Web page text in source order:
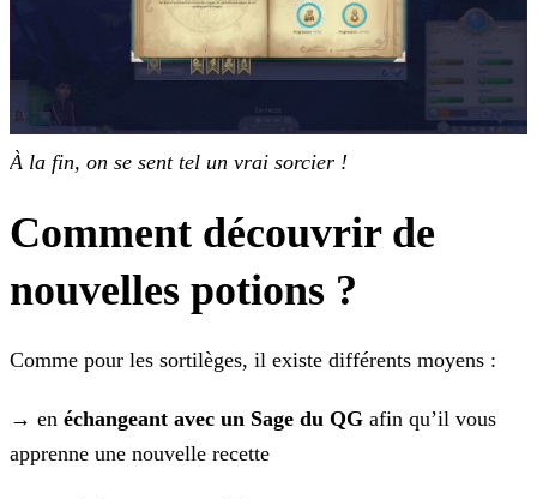
À la fin, on se sent tel un vrai sorcier !
Comment découvrir de
nouvelles potions ?
Comme pour les sortilèges, il existe différents moyens :
→ en échangeant avec un Sage du QG afin qu’il vous
apprenne une nouvelle recette